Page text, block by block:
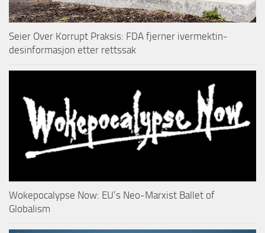
Seier Over Korrupt Praksis: FDA fjerner ivermektin-
desinformasjon etter rettssak
Wokepocalypse Now: EU’s Neo-Marxist Ballet of
Globalism